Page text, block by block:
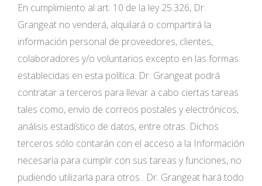
En cumplimiento al art. 10 de la ley 25.326, Dr.
Grangeat no venderá, alquilará o compartirá la
información personal de proveedores, clientes,
colaboradores y/o voluntarios excepto en las formas
establecidas en esta política. Dr. Grangeat podrá
contratar a terceros para llevar a cabo ciertas tareas
tales como, envío de correos postales y electrónicos,
análisis estadístico de datos, entre otras. Dichos
terceros sólo contarán con el acceso a la Información
necesaria para cumplir con sus tareas y funciones, no
pudiendo utilizarla para otros . Dr. Grangeat hará todo